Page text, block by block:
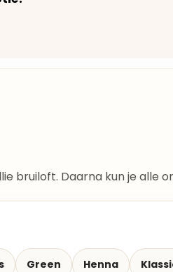
bruiloft. Daarna kun je alle
Green Henna